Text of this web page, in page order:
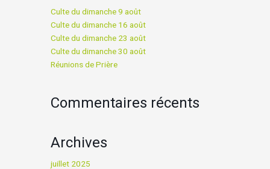
Culte du dimanche 9 août
Culte du dimanche 16 août
Culte du dimanche 23 août
Culte du dimanche 30 août
Réunions de Prière
Commentaires récents
Archives
juillet 2025